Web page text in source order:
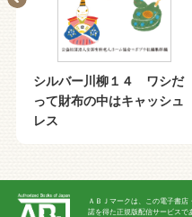
シルバー川柳１４ ワシだ
って財布の中はキャッシュ
レス
ＡＢＪマークは、この電子書
諾を得た正規版配信サービスで